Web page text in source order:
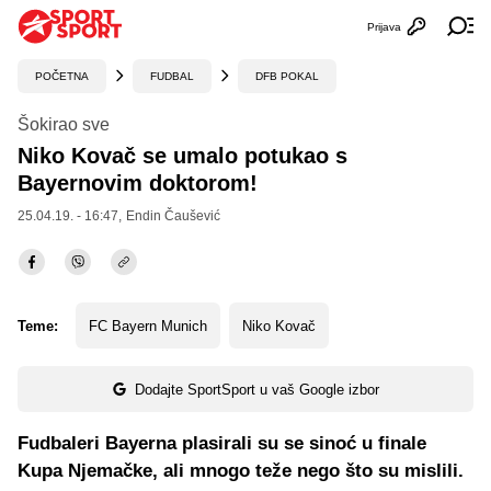
Otvori
Prijava
POČETNA FUDBAL DFB POKAL
Šokirao sve
Niko Kovač se umalo potukao s
Bayernovim doktorom!
25.04.19. - 16:47, Endin Čaušević
Teme: FC Bayern Munich Niko Kovač
Dodajte SportSport u vaš Google izbor
Fudbaleri Bayerna plasirali su se sinoć u finale
Kupa Njemačke, ali mnogo teže nego što su mislili.